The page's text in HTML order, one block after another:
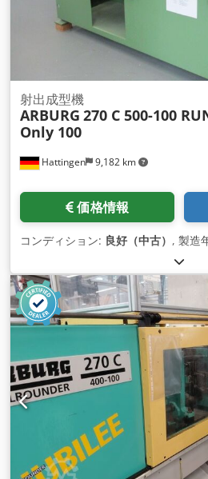
Hattingen 9,182 km
射出成型機
ARBURG 270 C 500-100
Only 100
価格情報
コンディション: 良好（中古） , 製造